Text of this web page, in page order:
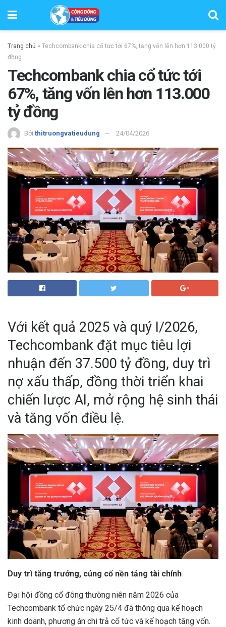
Trang chủ » Techcombank chia cổ tức tới 67%, tăng vốn lên hơn 113.000 tỷ
đồng
Techcombank chia cổ tức tới
67%, tăng vốn lên hơn 113.000
tỷ đồng
Bởi thitruongvatieudung 24/04/2026
Với kết quả 2025 và quý I/2026,
Techcombank đặt mục tiêu lợi
nhuận đến 37.500 tỷ đồng, duy trì
nợ xấu thấp, đồng thời triển khai
chiến lược AI, mở rộng hệ sinh thái
và tăng vốn điều lệ.
Duy trì tăng trưởng, củng cố nền tảng tài chính
Đại hội đồng cổ đông thường niên năm 2026 của
Techcombank tổ chức ngày 25/4 đã thông qua kế hoạch
kinh doanh, phương án chi trả cổ tức và kế hoạch tăng vốn.